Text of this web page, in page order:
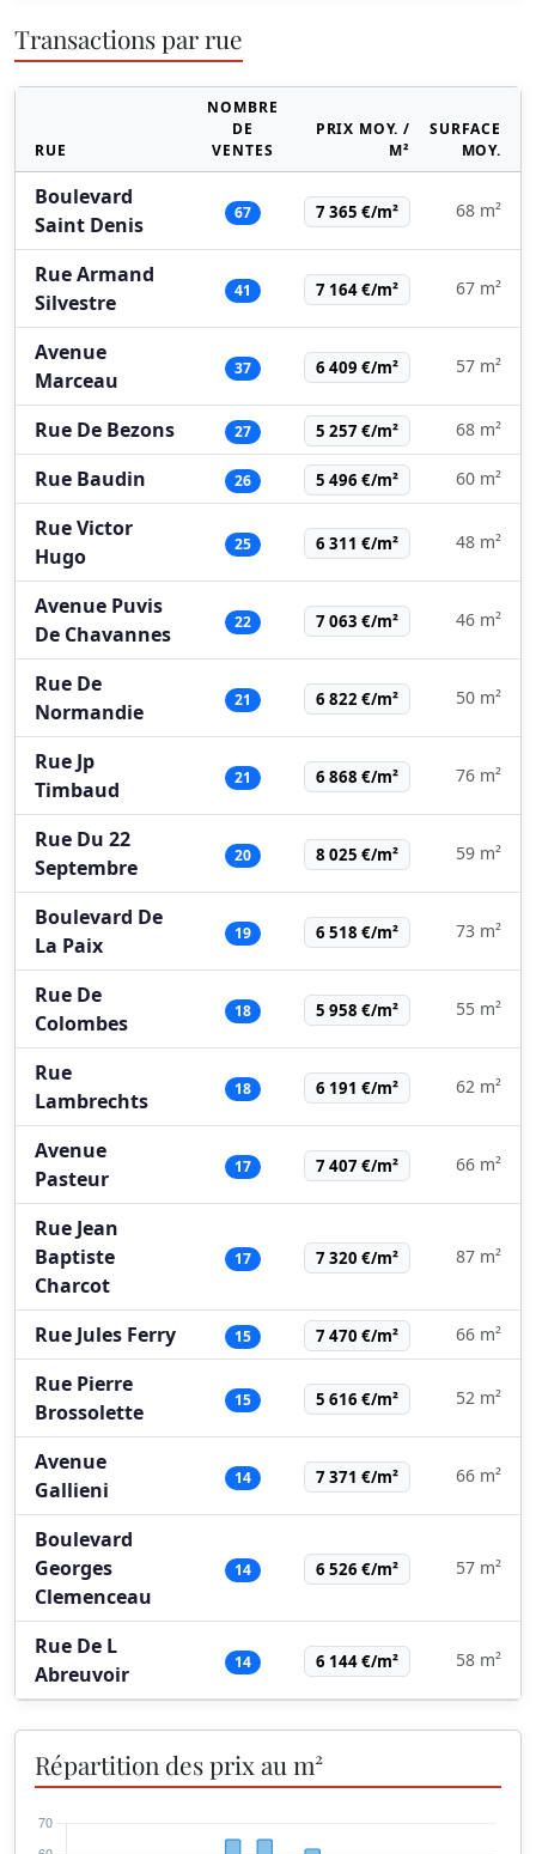
Transactions par rue
RUE
NOMBRE
DE
VENTES
PRIX MOY. /
M²
SURFACE
MOY.
Boulevard
Saint Denis
67 7 365 €/m² 68 m²
Rue Armand
Silvestre
41 7 164 €/m² 67 m²
Avenue
Marceau
37 6 409 €/m² 57 m²
Rue De Bezons 27 5 257 €/m² 68 m²
Rue Baudin 26 5 496 €/m² 60 m²
Rue Victor
Hugo
25 6 311 €/m² 48 m²
Avenue Puvis
De Chavannes
22 7 063 €/m² 46 m²
Rue De
Normandie
21 6 822 €/m² 50 m²
Rue Jp
Timbaud
21 6 868 €/m² 76 m²
Rue Du 22
Septembre
20 8 025 €/m² 59 m²
Boulevard De
La Paix
19 6 518 €/m² 73 m²
Rue De
Colombes
18 5 958 €/m² 55 m²
Rue
Lambrechts
18 6 191 €/m² 62 m²
Avenue
Pasteur
17 7 407 €/m² 66 m²
Rue Jean
Baptiste
Charcot
17 7 320 €/m² 87 m²
Rue Jules Ferry 15 7 470 €/m² 66 m²
Rue Pierre
Brossolette
15 5 616 €/m² 52 m²
Avenue
Gallieni
14 7 371 €/m² 66 m²
Boulevard
Georges
Clemenceau
14 6 526 €/m² 57 m²
Rue De L
Abreuvoir
14 6 144 €/m² 58 m²
Répartition des prix au m²